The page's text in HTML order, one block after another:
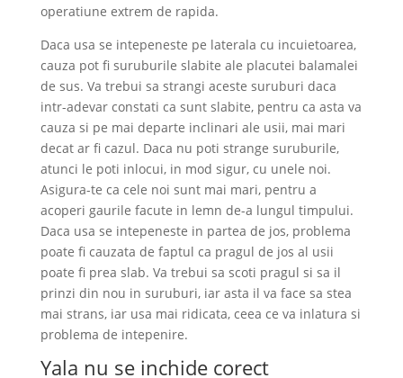
operatiune extrem de rapida.
Daca usa se intepeneste pe laterala cu incuietoarea,
cauza pot fi suruburile slabite ale placutei balamalei
de sus. Va trebui sa strangi aceste suruburi daca
intr-adevar constati ca sunt slabite, pentru ca asta va
cauza si pe mai departe inclinari ale usii, mai mari
decat ar fi cazul. Daca nu poti strange suruburile,
atunci le poti inlocui, in mod sigur, cu unele noi.
Asigura-te ca cele noi sunt mai mari, pentru a
acoperi gaurile facute in lemn de-a lungul timpului.
Daca usa se intepeneste in partea de jos, problema
poate fi cauzata de faptul ca pragul de jos al usii
poate fi prea slab. Va trebui sa scoti pragul si sa il
prinzi din nou in suruburi, iar asta il va face sa stea
mai strans, iar usa mai ridicata, ceea ce va inlatura si
problema de intepenire.
Yala nu se inchide corect